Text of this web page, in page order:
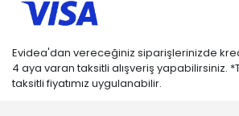
Evidea'dan vereceğiniz siparişlerinizde
4 aya varan taksitli alışveriş yapabilirsiniz.
taksitli fiyatımız uygulanabilir.